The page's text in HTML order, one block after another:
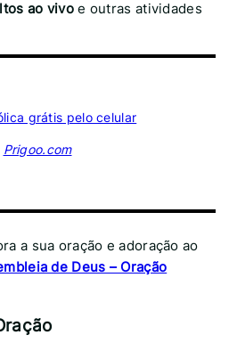
ao vivoe outras atividades
grátis pelo celular
Prigoo.com
a sua oração e adoração ao
de Deus – Oração